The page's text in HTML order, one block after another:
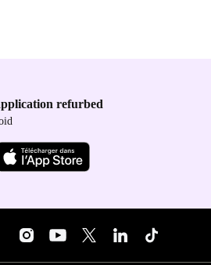
refurbed